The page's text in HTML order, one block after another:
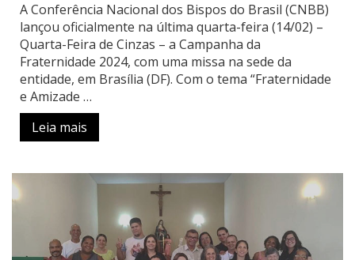
A Conferência Nacional dos Bispos do Brasil (CNBB)
lançou oficialmente na última quarta-feira (14/02) –
Quarta-Feira de Cinzas – a Campanha da
Fraternidade 2024, com uma missa na sede da
entidade, em Brasília (DF). Com o tema “Fraternidade
e Amizade …
Leia mais